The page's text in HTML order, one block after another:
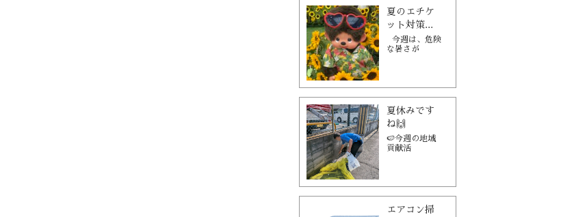
夏のエチケ
ット対策...
今週は、危険
な暑さが
夏休みです
ね🙌
🍉今週の地域
貢献活
エアコン掃